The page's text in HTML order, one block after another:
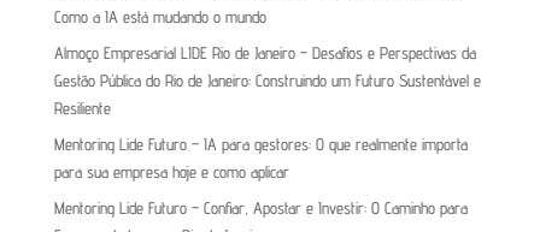
Como a IA está mudando o mundo
Almoço Empresarial LIDE Rio de Janeiro – Desafios e Perspectivas da
Gestão Pública do Rio de Janeiro: Construindo um Futuro Sustentável e
Resiliente
Mentoring Lide Futuro – IA para gestores: O que realmente importa
para sua empresa hoje e como aplicar
Mentoring Lide Futuro – Confiar, Apostar e Investir: O Caminho para